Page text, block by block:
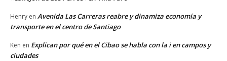
Henry en Avenida Las Carreras reabre y dinamiza economía y
transporte en el centro de Santiago
Ken en Explican por qué en el Cibao se habla con la i en campos y
ciudades